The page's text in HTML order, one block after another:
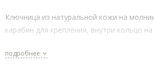
Ключница из натуральной кожи на
карабин для крепления, внутри кольцо
подробнее